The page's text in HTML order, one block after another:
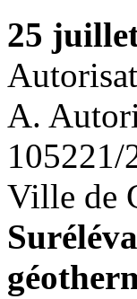
25
A.
105221/
Ville de